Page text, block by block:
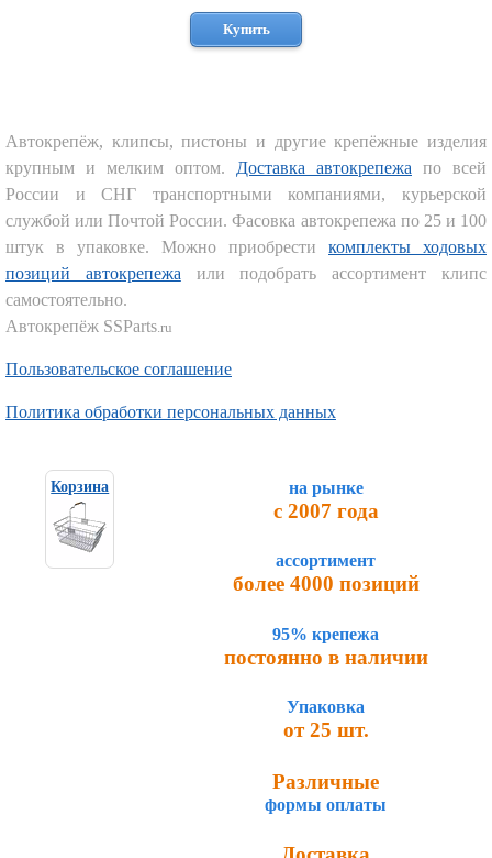
Автокрепёж, клипсы, пистоны и другие крепёжные изделия
крупным и мелким оптом. Доставка автокрепежа по всей
России и СНГ транспортными компаниями, курьерской
службой или Почтой России. Фасовка автокрепежа по 25 и 100
штук в упаковке. Можно приобрести комплекты ходовых
позиций автокрепежа или подобрать ассортимент клипс
самостоятельно.
Автокрепёж SSParts.ru
Пользовательское соглашение
Политика обработки персональных данных
Корзина на рынке
с 2007 года
ассортимент
более 4000 позиций
95% крепежа
постоянно в наличии
Упаковка
от 25 шт.
Различные
формы оплаты